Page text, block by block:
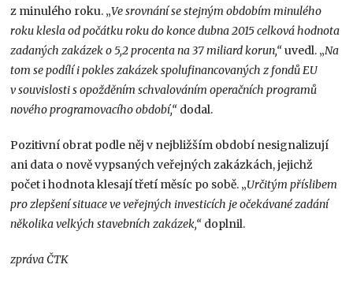
z minulého roku. „Ve srovnání se stejným obdobím minulého
roku klesla od počátku roku do konce dubna 2015 celková hodnota
zadaných zakázek o 5,2 procenta na 37 miliard korun,“uvedl. „Na
tom se podílí i pokles zakázek spolufinancovaných z fondů EU
v souvislosti s opožděním schvalováním operačních programů
nového programovacího období,“ dodal.
Pozitivní obrat podle něj v nejbližším období nesignalizují
ani data o nově vypsaných veřejných zakázkách, jejichž
počet i hodnota klesají třetí měsíc po sobě. „Určitým příslibem
pro zlepšení situace ve veřejných investicích je očekávané zadání
několika velkých stavebních zakázek,“ doplnil.
zpráva ČTK